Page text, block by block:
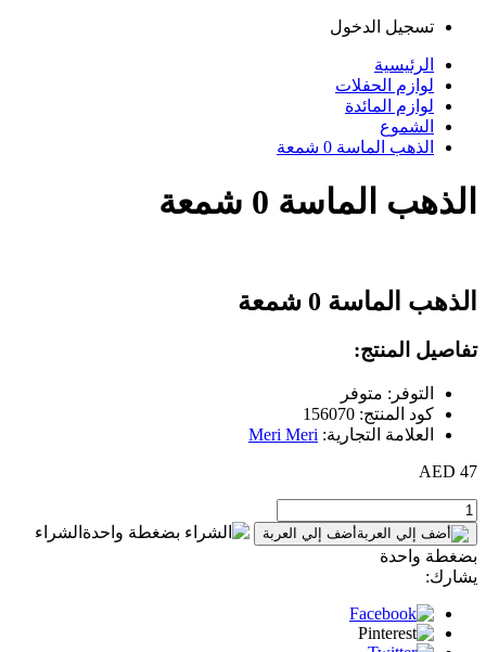
تسجيل الدخول
الرئيسية
لوازم الحفلات
لوازم المائدة
الشموع
الذهب الماسة 0 شمعة
الذهب الماسة 0 شمعة
الذهب الماسة 0 شمعة
تفاصيل المنتج:
التوفر: متوفر
كود المنتج: 156070
العلامة التجارية: Meri Meri
47 AED
أضف إلي العربة
الشراء
بضغطة واحدة
يشارك: